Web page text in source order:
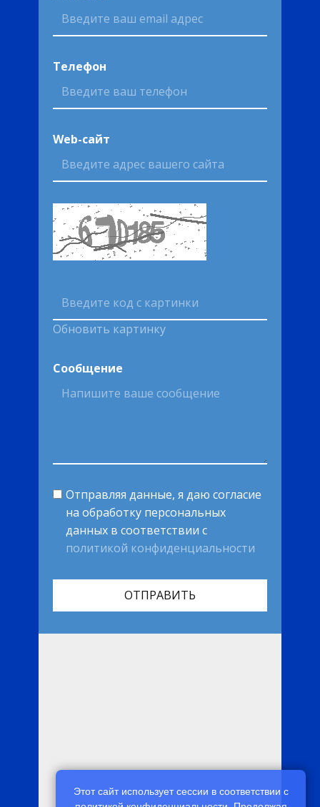
Телефон
Web-сайт
Обновить картинку
Сообщение
Отправляя данные, я даю согласие
на обработку персональных
данных в соответствии с
политикой конфиденциальности
ОТПРАВИТЬ
Этот сайт использует сессии в соответствии с